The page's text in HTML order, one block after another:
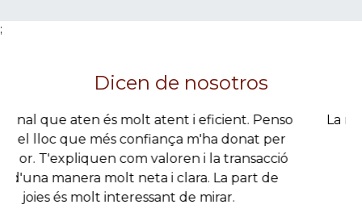
Avenida Almogávares, nº 47
Horario hoy: 09:30-13:30
Oro Caja
;
Dicen de nosotros
La mejor tasacion de oro de todo asturias
JOHANNA V.